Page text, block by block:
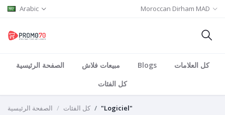
Arabic Moroccan Dirham MAD
الصفحة الرئيسية مبيعات فلاش Blogs
كل العلامات
كل الفئات
الصفحة الرئيسية كل الفئات "Logiciel"